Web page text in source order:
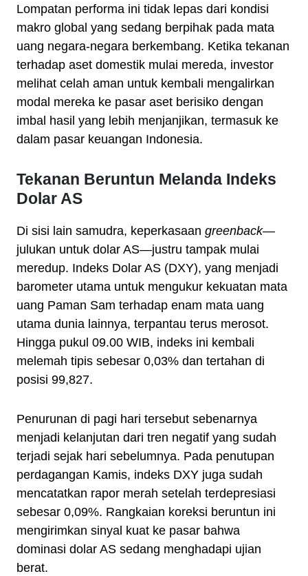
Lompatan performa ini tidak lepas dari kondisi
makro global yang sedang berpihak pada mata
uang negara-negara berkembang. Ketika tekanan
terhadap aset domestik mulai mereda, investor
melihat celah aman untuk kembali mengalirkan
modal mereka ke pasar aset berisiko dengan
imbal hasil yang lebih menjanjikan, termasuk ke
dalam pasar keuangan Indonesia.
Tekanan Beruntun Melanda Indeks
Dolar AS
Di sisi lain samudra, keperkasaan greenback—
julukan untuk dolar AS—justru tampak mulai
meredup. Indeks Dolar AS (DXY), yang menjadi
barometer utama untuk mengukur kekuatan mata
uang Paman Sam terhadap enam mata uang
utama dunia lainnya, terpantau terus merosot.
Hingga pukul 09.00 WIB, indeks ini kembali
melemah tipis sebesar 0,03% dan tertahan di
posisi 99,827.
Penurunan di pagi hari tersebut sebenarnya
menjadi kelanjutan dari tren negatif yang sudah
terjadi sejak hari sebelumnya. Pada penutupan
perdagangan Kamis, indeks DXY juga sudah
mencatatkan rapor merah setelah terdepresiasi
sebesar 0,09%. Rangkaian koreksi beruntun ini
mengirimkan sinyal kuat ke pasar bahwa
dominasi dolar AS sedang menghadapi ujian
berat.